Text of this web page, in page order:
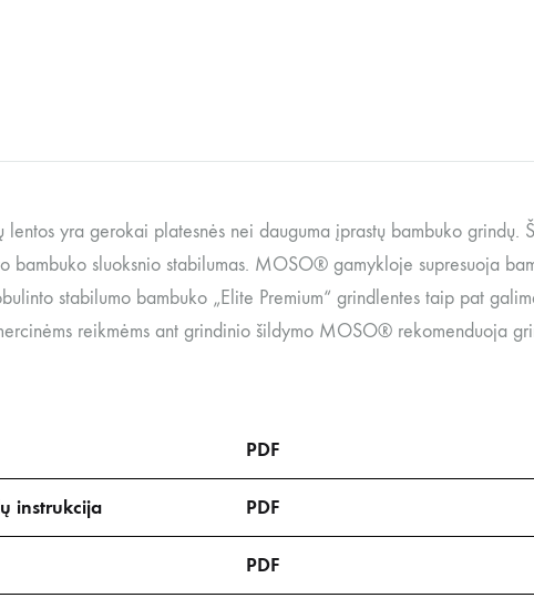
yra gerokai platesnės nei dauguma įprastų bambuko grindų.
bambuko sluoksnio stabilumas. MOSO® gamykloje supresuoja
stabilumo bambuko „Elite Premium“ grindlentes taip pat
reikmėms ant grindinio šildymo MOSO® rekomenduoja
PDF
instrukcija PDF
PDF